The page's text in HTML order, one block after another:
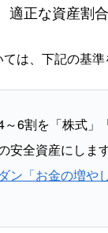
適正な資産割
は、下記の基準
～6割を「株式
安全資産にし
ン「お金の増や